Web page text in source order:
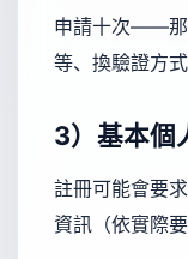
申請十次——那
等、換驗證方
3）基本個
註冊可能會要
資訊（依實際